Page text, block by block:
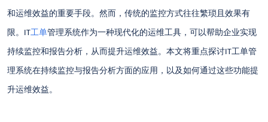
和运维效益的重要手段。然而，传统的监控方式往往繁琐且效果有
限。 IT工单管理系统作为一种现代化的运维工具，可以帮助企业实现
持续监控和报告分析，从而提升运维效益。本文将重点探讨IT工单管
理系统在持续监控与报告分析方面的应用，以及如何通过这些功能提
升运维效益。